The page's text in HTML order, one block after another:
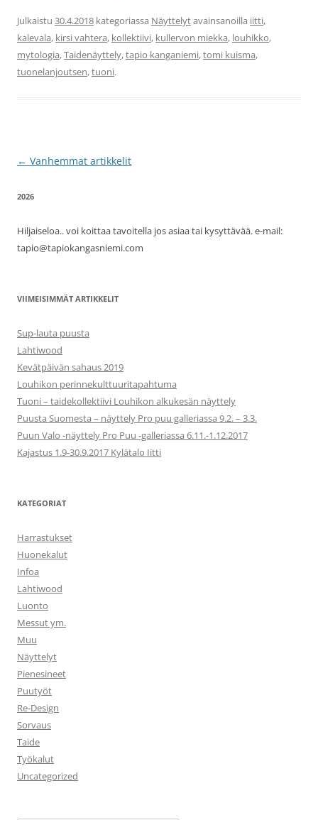
Julkaistu 30.4.2018 kategoriassa Näyttelytavainsanoilla iitti,
kalevala, kirsi vahtera, kollektiivi, kullervon miekka, louhikko,
mytologia,Taidenäyttely,tapio kanganiemi,tomi kuisma,
tuonelanjoutsen,tuoni.
Artikkelien
← Vanhemmat artikkelit
2026
Hiljaiseloa.. voi koittaa tavoitella jos asiaa tai kysyttävää. e-mail:
tapio@tapiokangasniemi.com
VIIMEISIMMÄT ARTIKKELIT
Sup-lauta puusta
Lahtiwood
Kevätpäivän sahaus 2019
Louhikon perinnekulttuuritapahtuma
Tuoni – taidekollektiivi Louhikon alkukesän näyttely
Puusta Suomesta – näyttely Pro puu galleriassa 9.2. – 3.3.
Puun Valo -näyttely Pro Puu -galleriassa 6.11.-1.12.2017
Kajastus 1.9-30.9.2017 Kylätalo Iitti
KATEGORIAT
Harrastukset
Huonekalut
Infoa
Lahtiwood
Luonto
Messut ym.
Muu
Näyttelyt
Pienesineet
Puutyöt
Re-Design
Sorvaus
Taide
Työkalut
Uncategorized